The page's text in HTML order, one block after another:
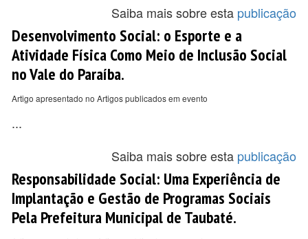
Saiba mais sobre esta publicação
Desenvolvimento Social: o Esporte e a
Atividade Física Como Meio de Inclusão Social
no Vale do Paraíba.
Artigo apresentado no Artigos publicados em evento
...
Saiba mais sobre esta publicação
Responsabilidade Social: Uma Experiência de
Implantação e Gestão de Programas Sociais
Pela Prefeitura Municipal de Taubaté.